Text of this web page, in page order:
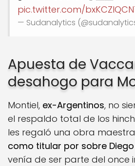
pic.twitter.com/
— Sudanalytics
Apuesta de
desahogo para
Montiel, ex-Argentinos, no
el respaldo total de los
les regaló una obra
como titular por sobre
venía de ser parte del once